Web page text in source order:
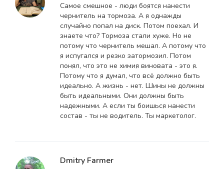
Самое смешное - люди боятся нанести
чернитель на тормоза. А я однажды
случайно попал на диск. Потом поехал. И
знаете что? Тормоза стали хуже. Но не
потому что чернитель мешал. А потому что
я испугался и резко затормозил. Потом
понял, что это не химия виновата - это я.
Потому что я думал, что всё должно быть
идеально. А жизнь - нет. Шины не должны
быть идеальными. Они должны быть
надежными. А если ты боишься нанести
состав - ты не водитель. Ты маркетолог.
Dmitry Farmer